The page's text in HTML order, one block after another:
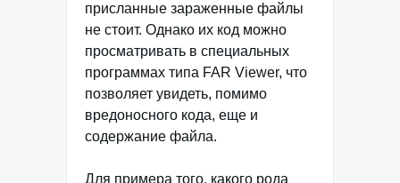
присланные зараженные файлы
не стоит. Однако их код можно
просматривать в специальных
программах типа FAR Viewer, что
позволяет увидеть, помимо
вредоносного кода, еще и
содержание файла.
Для примера того, какого рода